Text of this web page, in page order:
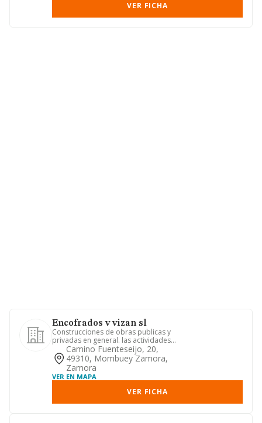
VER FICHA
Encofrados v vizan sl
Construcciones de obras publicas y
privadas en general. las actividades
integrantes del objeto soci...
Camino Fuenteseijo, 20,
49310, Mombuey Zamora,
Zamora
VER EN MAPA
VER FICHA